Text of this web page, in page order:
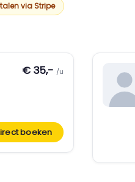
via Stripe
€ 35,- /u
boeken